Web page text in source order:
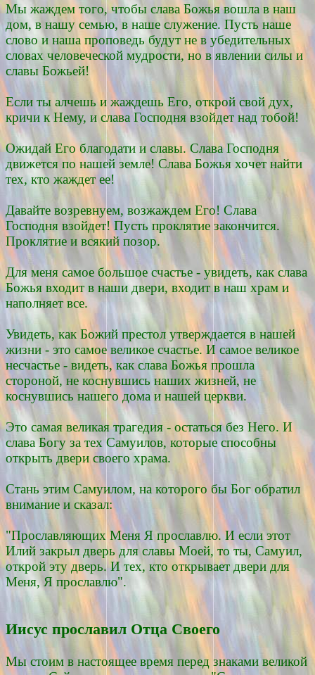
Мы жаждем того, чтобы слава Божья вошла в наш
дом, в нашу семью, в наше служение. Пусть наше
слово и наша проповедь будут не в убедительных
словах человеческой мудрости, но в явлении силы и
славы Божьей!
Если ты алчешь и жаждешь Его, открой свой дух,
кричи к Нему, и слава Господня взойдет над тобой!
Ожидай Его благодати и славы. Слава Господня
движется по нашей земле! Слава Божья хочет найти
тех, кто жаждет ее!
Давайте возревнуем, возжаждем Его! Слава
Господня взойдет! Пусть проклятие закончится.
Проклятие и всякий позор.
Для меня самое большое счастье - увидеть, как слава
Божья входит в наши двери, входит в наш храм и
наполняет все.
Увидеть, как Божий престол утверждается в нашей
жизни - это самое великое счастье. И самое великое
несчастье - видеть, как слава Божья прошла
стороной, не коснувшись наших жизней, не
коснувшись нашего дома и нашей церкви.
Это самая великая трагедия - остаться без Него. И
слава Богу за тех Самуилов, которые способны
открыть двери своего храма.
Стань этим Самуилом, на которого бы Бог обратил
внимание и сказал:
"Прославляющих Меня Я прославлю. И если этот
Илий закрыл дверь для славы Моей, то ты, Самуил,
открой эту дверь. И тех, кто открывает двери для
Меня, Я прославлю".
Иисус прославил Отца Своего
Мы стоим в настоящее время перед знаками великой